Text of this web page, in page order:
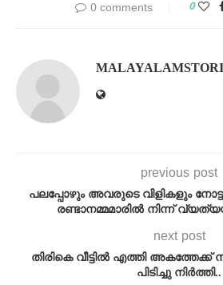
0 comments 0
previous post
പലപ്പോഴും അവരുടെ വിളികളും
രണ്ടാനമ്മമാരിൽ നിന്ന്
next post
തിരികെ വീട്ടിൽ എത്തി
പിടിച്ചു നിർത്തി..